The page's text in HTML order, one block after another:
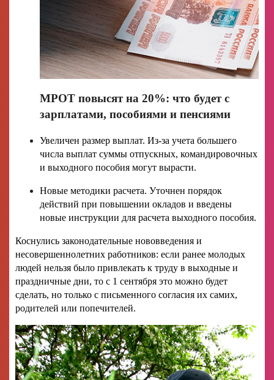
МРОТ повысят на 20%: что будет с
зарплатами, пособиями и пенсиями
Увеличен размер выплат. Из-за учета большего
числа выплат суммы отпускных, командировочных
и выходного пособия могут вырасти.
Новые методики расчета. Уточнен порядок
действий при повышении окладов и введены
новые инструкции для расчета выходного пособия.
Коснулись законодательные нововведения и
несовершеннолетних работников: если ранее молодых
людей нельзя было привлекать к труду в выходные и
праздничные дни, то с 1 сентября это можно будет
сделать, но только с письменного согласия их самих,
родителей или попечителей.